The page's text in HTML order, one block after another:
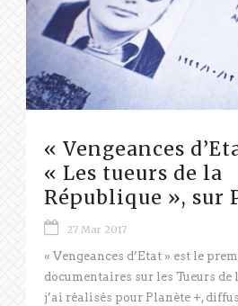
« Vengeances
« Les tueurs de la
République », sur
27 Mar 2017
« Vengeances d’Etat » est le
documentaires sur les Tueurs de
j’ai réalisés pour Planète +,